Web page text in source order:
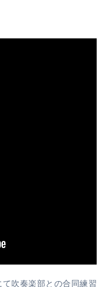
吹奏楽部との合同練習